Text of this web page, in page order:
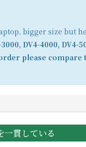
bigger size but
DV4-4000, DV4-
please
一貫している